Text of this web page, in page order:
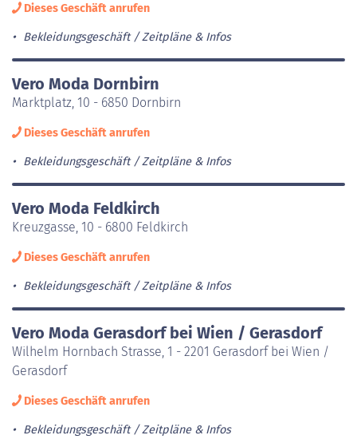
Dieses Geschäft anrufen
Bekleidungsgeschäft Zeitpläne & Infos
Vero Moda Dornbirn
Marktplatz, 10 - 6850 Dornbirn
Dieses Geschäft anrufen
Bekleidungsgeschäft Zeitpläne & Infos
Vero Moda Feldkirch
Kreuzgasse, 10 - 6800 Feldkirch
Dieses Geschäft anrufen
Bekleidungsgeschäft Zeitpläne & Infos
Vero Moda Gerasdorf bei Wien / Gerasdorf
Wilhelm Hornbach Strasse, 1 - 2201 Gerasdorf bei Wien /
Gerasdorf
Dieses Geschäft anrufen
Bekleidungsgeschäft Zeitpläne & Infos